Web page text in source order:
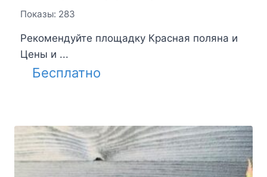
Показы: 283
Рекомендуйте площадку Красная поляна и
Цены и ...
Бесплатно